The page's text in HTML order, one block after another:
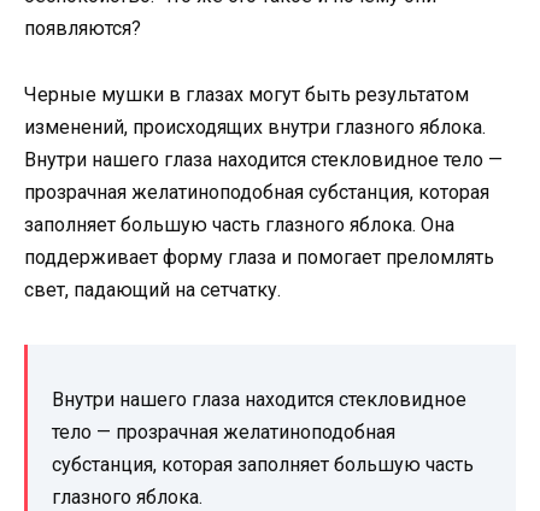
появляются?
Черные мушки в глазах могут быть результатом
изменений, происходящих внутри глазного яблока.
Внутри нашего глаза находится стекловидное тело —
прозрачная желатиноподобная субстанция, которая
заполняет большую часть глазного яблока. Она
поддерживает форму глаза и помогает преломлять
свет, падающий на сетчатку.
Внутри нашего глаза находится стекловидное
тело — прозрачная желатиноподобная
субстанция, которая заполняет большую часть
глазного яблока.